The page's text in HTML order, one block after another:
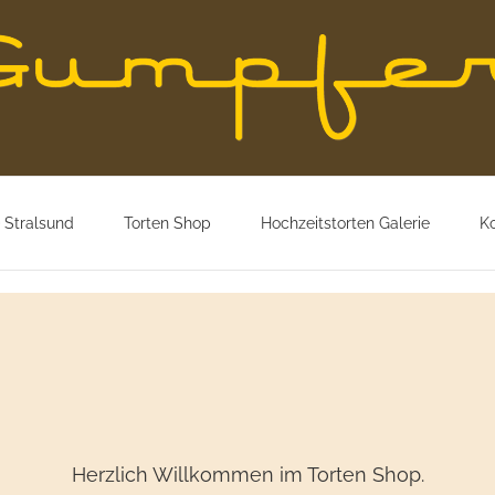
Stralsund Torten Shop Hochzeitstorten Galerie
Herzlich Willkommen im Torten Shop.